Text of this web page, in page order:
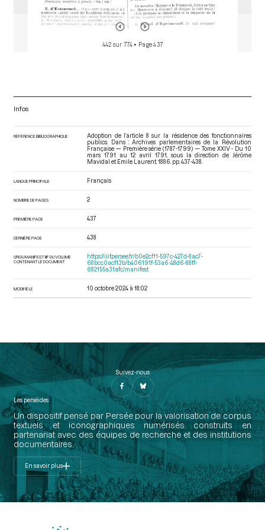
442 sur 774 • Page 437
Infos
RÉFÉRENCE BIBLIOGRAPHIQUE
Adoption de l’article 8 sur la résidence des fonctionnaires
publics. Dans : Archives parlementaires de la Révolution
Française — Première série (1787-1799) — Tome XXIV - Du 10
mars 1791 au 12 avril 1791
, sous la direction de Jérôme
Mavidal et Emile Laurent. 1886. pp. 437-438.
LANGUE PRINCIPALE Français
NOMBRE DE PAGES 2
PREMIÈRE PAGE 437
DERNIÈRE PAGE 438
URI DU MANIFEST IIIF DU VOLUME
CONTENANT LE DOCUMENT
https://iiif.persee.fr/b0e2cf11-597c-427d-8ac7-
68bcc0acf13b/b406191f-53a6-48d6-88ff-
682155a31afc/manifest
MODIFIÉ LE 10 octobre 2024 à 18:02
Suivez-nous
Les perséides
Un dispositif pensé par Persée pour la valorisation de corpus
textuels et iconographiques numérisés construits en
partenariat avec des équipes de recherche et des institutions
documentaires.
En savoir plus